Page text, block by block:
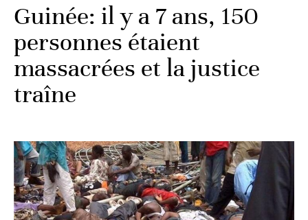
Guinée: il y a 7 ans, 150
personnes étaient
massacrées et la justice
traîne